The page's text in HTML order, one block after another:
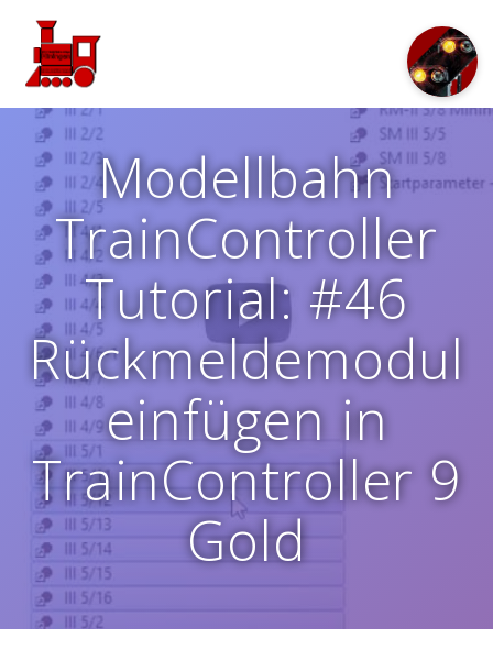
Modellbahn
TrainController
Tutorial: #46
Rückmeldemodul
einfügen in
TrainController 9
Gold